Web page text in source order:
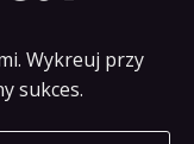
Wykreuj przy
sukces.